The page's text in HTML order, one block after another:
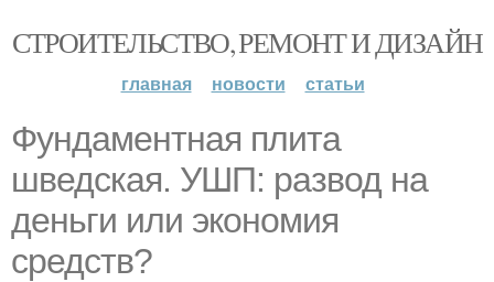
СТРОИТЕЛЬСТВО, РЕМОНТ И ДИЗАЙН
главная новости статьи
Фундаментная плита
шведская. УШП: развод на
деньги или экономия
средств?